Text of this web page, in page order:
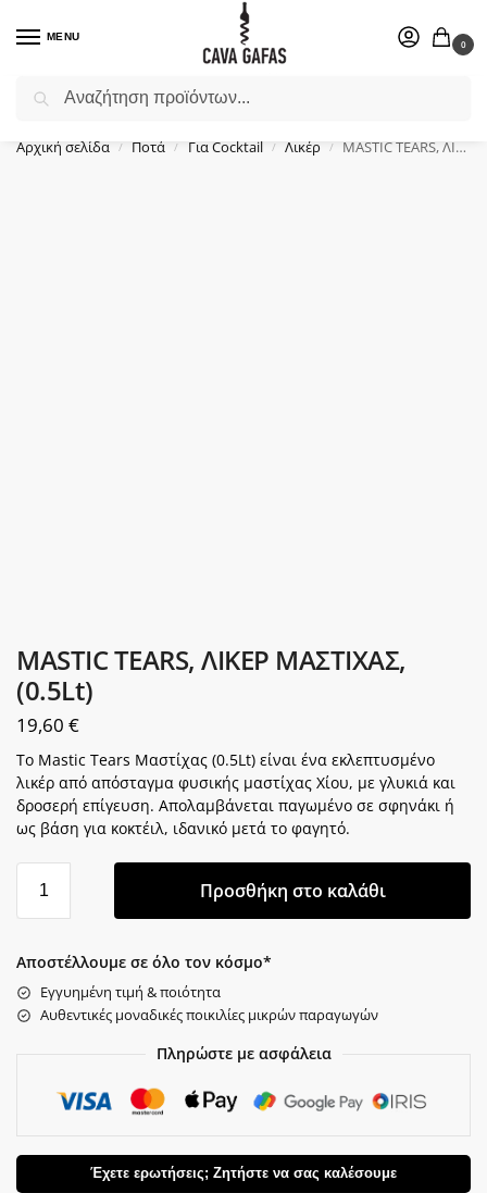
MENU
0
Επιλέξτε ένα δώρο για το αγαπημένο σας πρόσωπο.
Αρχική σελίδα / Ποτά / Για Cocktail / Λικέρ / MASTIC TEARS, ΛΙΚΕΡ ΜΑΣΤΙΧΑΣ, (0.5Lt)
MASTIC TEARS, ΛΙΚΕΡ ΜΑΣΤΙΧΑΣ,
(0.5Lt)
19,60 €
Το Mastic Tears Μαστίχας (0.5Lt) είναι ένα εκλεπτυσμένο
λικέρ από απόσταγμα φυσικής μαστίχας Χίου, με γλυκιά και
δροσερή επίγευση. Απολαμβάνεται παγωμένο σε σφηνάκι ή
ως βάση για κοκτέιλ, ιδανικό μετά το φαγητό.
Προσθήκη στο καλάθι
Αποστέλλουμε σε όλο τον κόσμο*
Εγγυημένη τιμή & ποιότητα
Αυθεντικές μοναδικές ποικιλίες μικρών παραγωγών
Πληρώστε με ασφάλεια
Έχετε ερωτήσεις; Ζητήστε να σας καλέσουμε